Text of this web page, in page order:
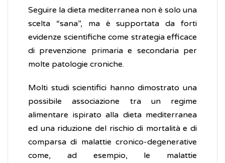
Seguire la dieta mediterranea non è solo una
scelta “sana”, ma è supportata da forti
evidenze scientifiche come strategia efficace
di prevenzione primaria e secondaria per
molte patologie croniche.
Molti studi scientifici hanno dimostrato una
possibile associazione tra un regime
alimentare ispirato alla dieta mediterranea
ed una riduzione del rischio di mortalità e di
comparsa di malattie cronico-degenerative
come, ad esempio, le malattie